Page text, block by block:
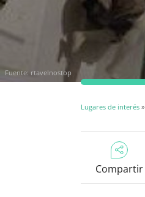
Fuente: rtavelnostop
Lugares de interés »
Compartir